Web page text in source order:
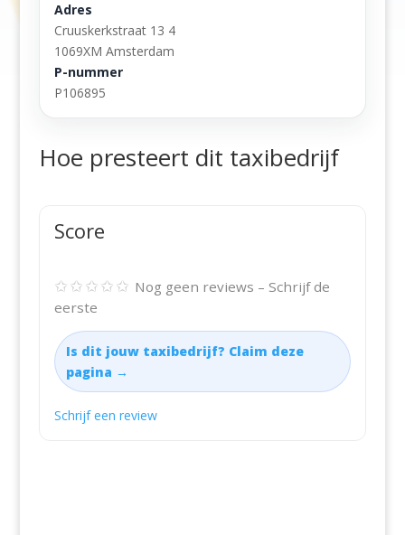
Adres
Cruuskerkstraat 13 4
1069XM Amsterdam
P-nummer
P106895
Hoe presteert dit taxibedrijf
Score
✩✩✩✩✩ Nog geen reviews – Schrijf de
eerste
Is dit jouw taxibedrijf? Claim deze
pagina →
Schrijf een review